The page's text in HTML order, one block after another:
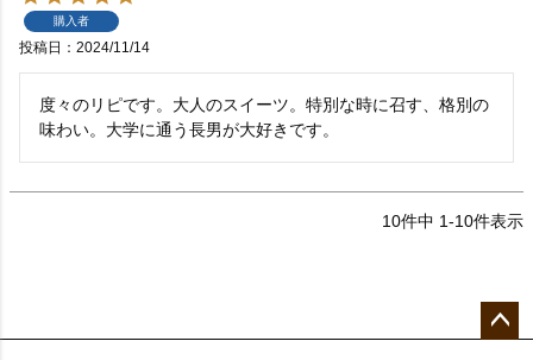
購入者
投稿日 2024/11/14
度々のリピです。大人のスイーツ。特別な時に召す、格別の
味わい。大学に通う長男が大好きです。
10件中 1-10件表示